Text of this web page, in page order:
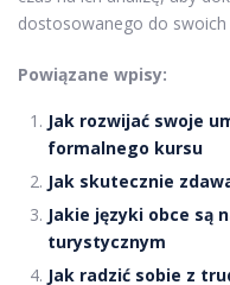
dostosowanego do
Powiązane wpisy:
Jak rozwijać swoje
formalnego kursu
Jak skutecznie
Jakie języki obce są
turystycznym
Jak radzić sobie z